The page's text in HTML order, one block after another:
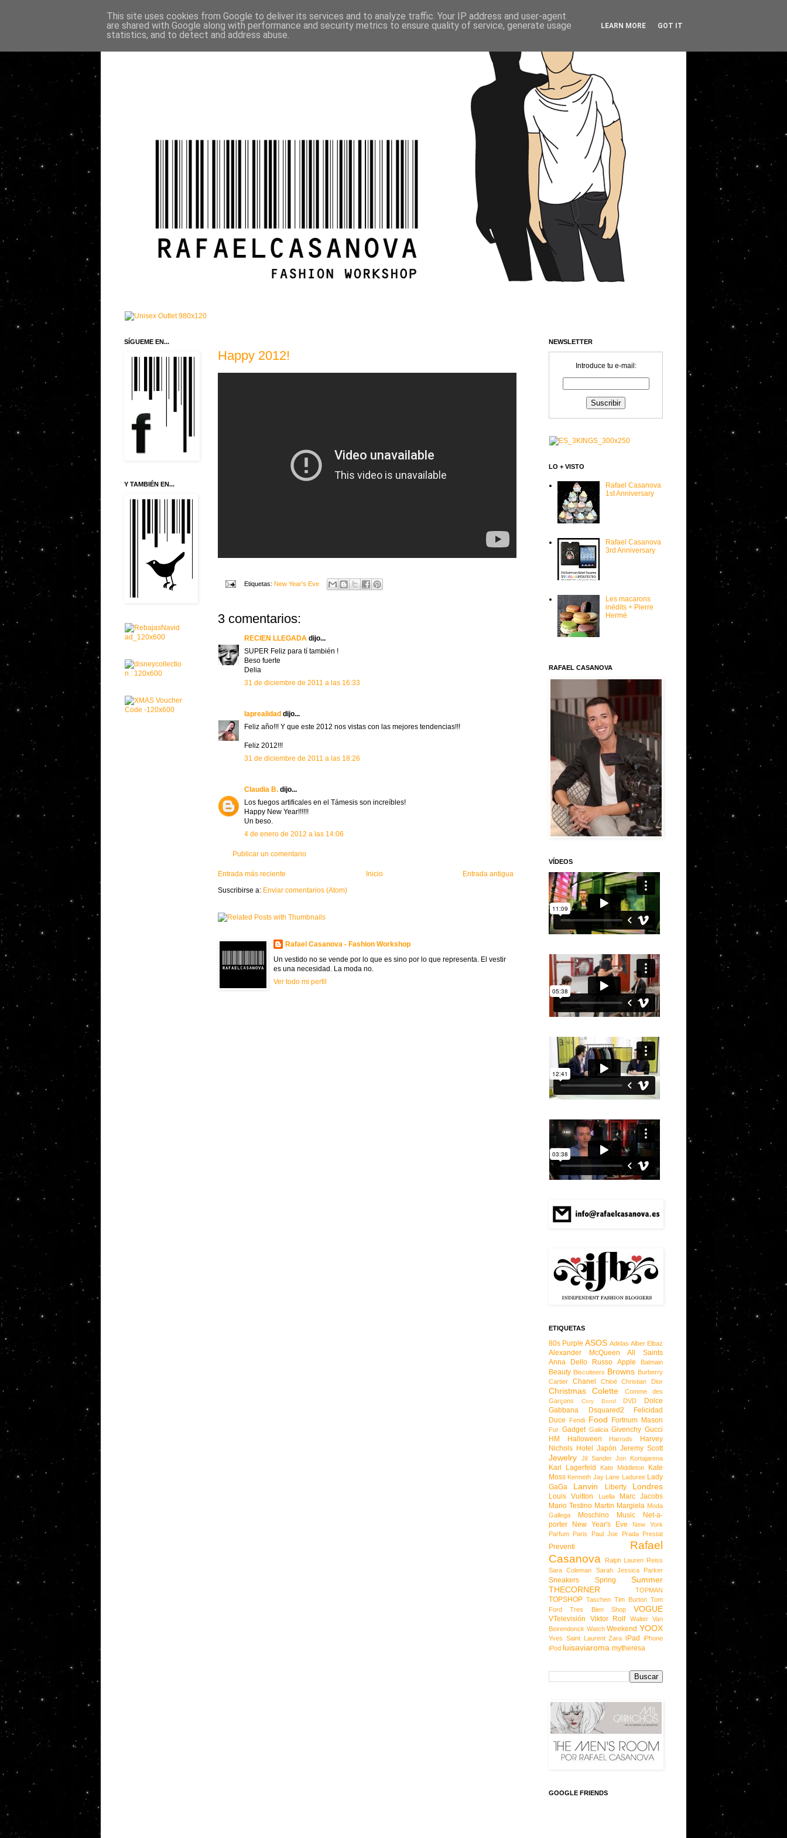
Happy 2012!
Etiquetas:New Year's Eve
3 comentarios:
RECIEN LLEGADA dijo...
SUPER Feliz para tí también !
Beso fuerte
Delia
31 de diciembre de 2011 a las 16:33
laprealidad dijo...
Feliz año!!! Y que este 2012 nos vistas con las mejores tendencias!!!
Feliz 2012!!!
31 de diciembre de 2011 a las 18:26
Claudia B. dijo...
Los fuegos artificales en el Támesis son increíbles!
Happy New Year!!!!!!
Un beso.
4 de enero de 2012 a las 14:06
Publicar un comentario
Entrada más reciente Entrada antigua
Inicio
Suscribirse a: Enviar comentarios (Atom)
Rafael Casanova - Fashion Workshop
Un vestido no se vende por lo que es sino por lo que representa. El vestir
es una necesidad. La moda no.
Ver todo mi perfil
SÍGUEME EN...
Y TAMBIÉN EN...
NEWSLETTER
Introduce tu e-mail:
LO + VISTO
Rafael Casanova
1st Anniversary
Rafael Casanova
3rd Anniversary
Les macarons
inédits + Pierre
Hermé
RAFAEL CASANOVA
VÍDEOS
ETIQUETAS
80s Purple ASOS Adidas Alber Elbaz
Alexander McQueen
All Saints
Anna Dello Russo Apple Balmain
Beauty Biscuiteers Browns Burberry
Cartier
Chanel Chloé Christian Dior
Christmas Colette
Comme des
Garçons
Cory Bond DVD
Dolce
Gabbana
Dsquared2
Felicidad
Duce
Fendi Food Fortnum Mason
Fur Gadget Galicia Givenchy Gucci
HM
Halloween Harrods
Harvey
Nichols Hotel Japón Jeremy Scott
Jewelry Jil Sander Jon Kortajarena
Karl Lagerfeld Kate Middleton
Kate
Moss Kenneth Jay Lane Laduree Lady
GaGa
Lanvin Liberty Londres
Louis Vuitton Luella
Marc Jacobs
Mario Testino Martin Margiela Moda
Gallega
Moschino Music
Net-a-
porter
New Year's Eve
New York
Parfum
Paris Paul Joe Prada Prestat
Preventi
Rafael
Casanova
Ralph Lauren Reiss
Sara Coleman
Sarah Jessica Parker
Sneakers Spring
Summer
THECORNER
TOPMAN
TOPSHOP Taschen Tim Burton Tom
Ford
Tres Bien Shop VOGUE
VTelevisión Viktor Rolf
Walter Van
Beirendonck Watch Weekend YOOX
Yves Saint Laurent Zara iPad
iPhone
iPod luisaviaroma mytheresa
GOOGLE FRIENDS
This site uses cookies from Google to deliver its services and to analyze traffic. Your IP address and user-agent
are shared with Google along with performance and security metrics to ensure quality of service, generate usage
statistics, and to detect and address abuse.
LEARN MORE GOT IT